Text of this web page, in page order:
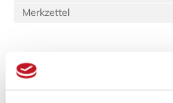
Merkzettel
Beschreibung